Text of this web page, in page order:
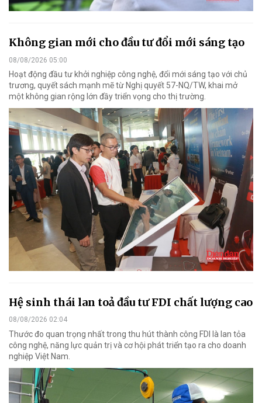
Không gian mới cho đầu tư đổi mới sáng tạo
08/08/2026 05:00
Hoạt động đầu tư khởi nghiệp công nghệ, đổi mới sáng tạo với chủ
trương, quyết sách mạnh mẽ từ Nghị quyết 57-NQ/TW, khai mở
một không gian rộng lớn đầy triển vọng cho thị trường.
Hệ sinh thái lan toả đầu tư FDI chất lượng cao
08/08/2026 02:04
Thước đo quan trọng nhất trong thu hút thành công FDI là lan tỏa
công nghệ, năng lực quản trị và cơ hội phát triển tạo ra cho doanh
nghiệp Việt Nam.